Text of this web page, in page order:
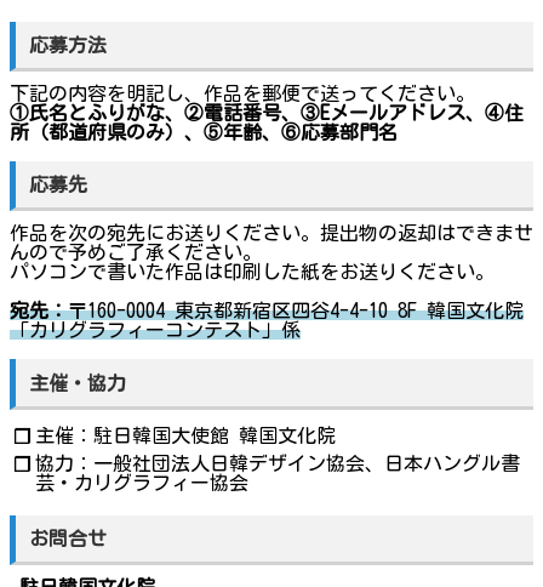
応募方法
下記の内容を明記し、作品を郵便で送ってください。
①氏名とふりがな、②電話番号、③Eメールアドレス、④住
所（都道府県のみ）、⑤年齢、⑥応募部門名
応募先
作品を次の宛先にお送りください。提出物の返却はできませ
んので予めご了承ください。
パソコンで書いた作品は印刷した紙をお送りください。
宛先：〒160-0004 東京都新宿区四谷4-4-10 8F 韓国文化院
「カリグラフィーコンテスト」係
主催・協力
❐ 主催：駐日韓国大使館 韓国文化院
❐ 協力：一般社団法人日韓デザイン協会、日本ハングル書
芸・カリグラフィー協会
お問合せ